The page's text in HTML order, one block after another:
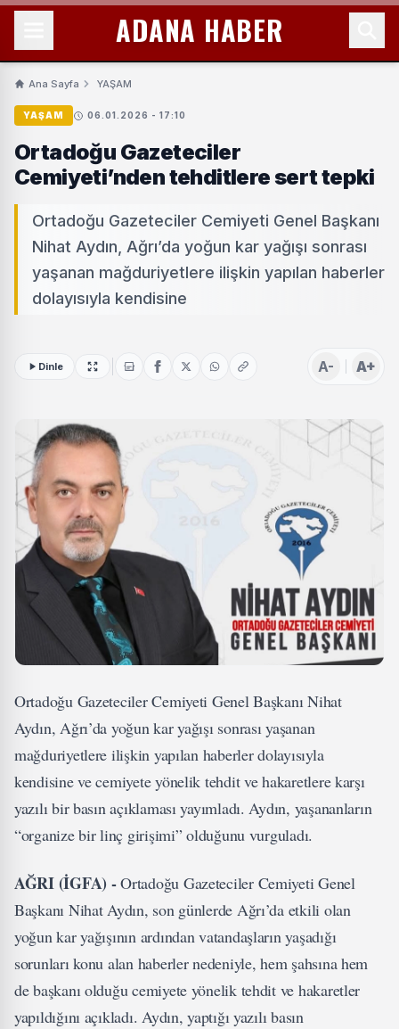
ADANA HABER
Ana Sayfa YAŞAM
YAŞAM 06.01.2026 - 17:10
Ortadoğu Gazeteciler
Cemiyeti’nden tehditlere sert tepki
Ortadoğu Gazeteciler Cemiyeti Genel Başkanı
Nihat Aydın, Ağrı’da yoğun kar yağışı sonrası
yaşanan mağduriyetlere ilişkin yapılan haberler
dolayısıyla kendisine
Dinle A- A+
Ortadoğu Gazeteciler Cemiyeti Genel Başkanı Nihat
Aydın, Ağrı’da yoğun kar yağışı sonrası yaşanan
mağduriyetlere ilişkin yapılan haberler dolayısıyla
kendisine ve cemiyete yönelik tehdit ve hakaretlere karşı
yazılı bir basın açıklaması yayımladı. Aydın, yaşananların
“organize bir linç girişimi” olduğunu vurguladı.
AĞRI (İGFA) -Ortadoğu Gazeteciler Cemiyeti Genel
Başkanı Nihat Aydın, son günlerde Ağrı’da etkili olan
yoğun kar yağışının ardından vatandaşların yaşadığı
sorunları konu alan haberler nedeniyle, hem şahsına hem
de başkanı olduğu cemiyete yönelik tehdit ve hakaretler
yapıldığını açıkladı. Aydın, yaptığı yazılı basın